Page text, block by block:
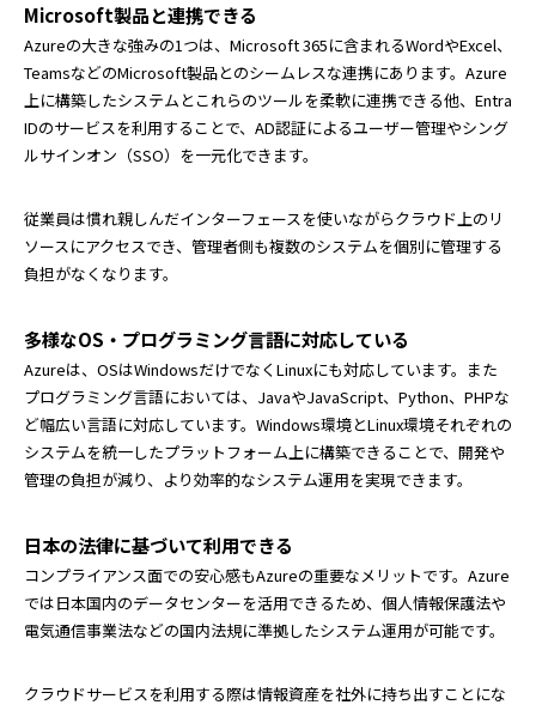
Microsoft製品と連携できる
Azureの大きな強みの1つは、Microsoft 365に含まれるWordやExcel、
TeamsなどのMicrosoft製品とのシームレスな連携にあります。Azure
上に構築したシステムとこれらのツールを柔軟に連携できる他、Entra
IDのサービスを利用することで、AD認証によるユーザー管理やシング
ルサインオン（SSO）を一元化できます。
従業員は慣れ親しんだインターフェースを使いながらクラウド上のリ
ソースにアクセスでき、管理者側も複数のシステムを個別に管理する
負担がなくなります。
多様なOS・プログラミング言語に対応している
Azureは、OSはWindowsだけでなくLinuxにも対応しています。また
プログラミング言語においては、JavaやJavaScript、Python、PHPな
ど幅広い言語に対応しています。Windows環境とLinux環境それぞれの
システムを統一したプラットフォーム上に構築できることで、開発や
管理の負担が減り、より効率的なシステム運用を実現できます。
日本の法律に基づいて利用できる
コンプライアンス面での安心感もAzureの重要なメリットです。Azure
では日本国内のデータセンターを活用できるため、個人情報保護法や
電気通信事業法などの国内法規に準拠したシステム運用が可能です。
クラウドサービスを利用する際は情報資産を社外に持ち出すことにな